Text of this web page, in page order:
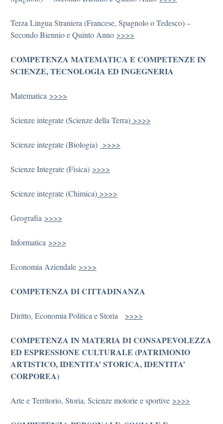
Terza Lingua Straniera (Francese, Spagnolo o Tedesco) –
Secondo Biennio e Quinto Anno >>>>
COMPETENZA MATEMATICA E COMPETENZE IN
SCIENZE, TECNOLOGIA ED INGEGNERIA
Matematica >>>>
Scienze integrate (Scienze della Terra) >>>>
Scienze integrate (Biologia) >>>>
Scienze Integrate (Fisica) >>>>
Scienze integrate (Chimica) >>>>
Geografia >>>>
Informatica >>>>
Economia Aziendale >>>>
COMPETENZA DI CITTADINANZA
Diritto, Economia Politica e Storia >>>>
COMPETENZA IN MATERIA DI CONSAPEVOLEZZA
ED ESPRESSIONE CULTURALE (PATRIMONIO
ARTISTICO, IDENTITA’ STORICA, IDENTITA’
CORPOREA)
Arte e Territorio, Storia, Scienze motorie e sportive >>>>